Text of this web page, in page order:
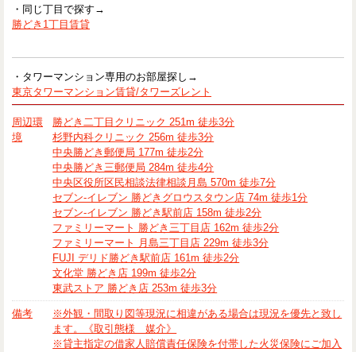
・同じ丁目で探す→
勝どき1丁目賃貸
・タワーマンション専用のお部屋探し→
東京タワーマンション賃貸/タワーズレント
周辺環
境
勝どき二丁目クリニック 251m 徒歩3分
杉野内科クリニック 256m 徒歩3分
中央勝どき郵便局 177m 徒歩2分
中央勝どき三郵便局 284m 徒歩4分
中央区役所区民相談法律相談月島 570m 徒歩7分
セブン-イレブン 勝どきグロウスタウン店 74m 徒歩1分
セブン-イレブン 勝どき駅前店 158m 徒歩2分
ファミリーマート 勝どき三丁目店 162m 徒歩2分
ファミリーマート 月島三丁目店 229m 徒歩3分
FUJI デリド勝どき駅前店 161m 徒歩2分
文化堂 勝どき店 199m 徒歩2分
東武ストア 勝どき店 253m 徒歩3分
備考
※外観・間取り図等現況に相違がある場合は現況を優先と致し
ます。《取引態様 媒介》
※貸主指定の借家人賠償責任保険を付帯した火災保険にご加入